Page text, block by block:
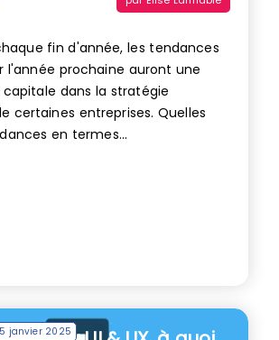
fin d'année, les tendances
l'année prochaine auront une
dans la stratégie
certaines entreprises. Quelles
en termes...
janvier 2025